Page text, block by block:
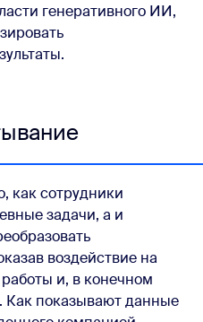
генеративного ИИ,
как сотрудники
задачи, а и
воздействие на
и, в конечном
Как показывают данные